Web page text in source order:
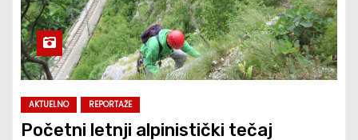
AKTUELNO REPORTAŽE
Početni letnji alpinistički tečaj